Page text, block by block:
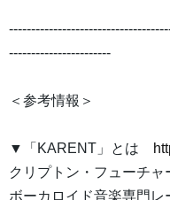
-----------------------
＜参考情報＞
▼「KARENT」とは
クリプトン・フューチ
ボーカロイド音楽専門レ